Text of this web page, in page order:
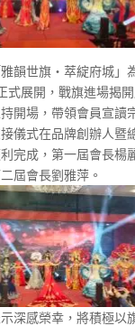
韻世旗・萃綻府城」
式展開，戰旗進場揭開
開場，帶領會員宣讀
儀式在品牌創辦人暨
完成，第一屆會長楊
屆會長劉雅萍。
深感榮幸，將積極以